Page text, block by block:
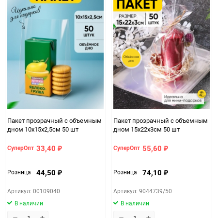
60
90
150
Пакет прозрачный с объемным
дном 10х15х2,5см 50 шт
СуперОпт 33,40 ₽
Розница 44,50 ₽
Артикул: 00109040
В наличии
Пакет прозрачный с объемным
дном 15x22x3см 50 шт
СуперОпт 55,60 ₽
Розница 74,10 ₽
Артикул: 9044739/50
В наличии